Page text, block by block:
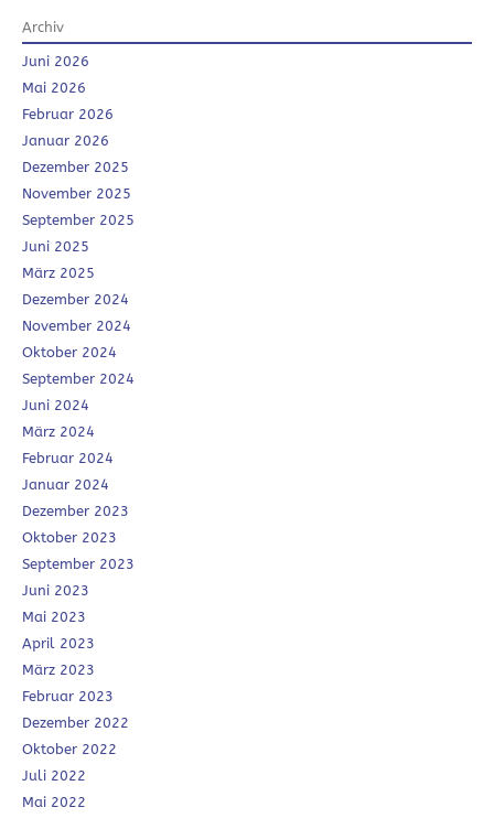
Archiv
Juni 2026
Mai 2026
Februar 2026
Januar 2026
Dezember 2025
November 2025
September 2025
Juni 2025
März 2025
Dezember 2024
November 2024
Oktober 2024
September 2024
Juni 2024
März 2024
Februar 2024
Januar 2024
Dezember 2023
Oktober 2023
September 2023
Juni 2023
Mai 2023
April 2023
März 2023
Februar 2023
Dezember 2022
Oktober 2022
Juli 2022
Mai 2022